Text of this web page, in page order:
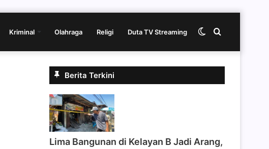
Kriminal Olahraga Religi Duta TV Streaming Cari
Switch
Berita Terkini
Lima Bangunan di Kelayan B Jadi Arang,